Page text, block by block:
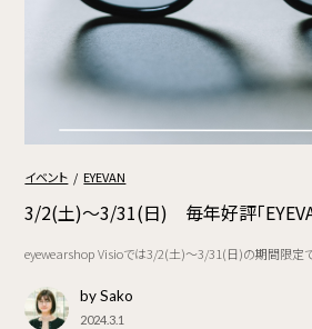
イベント EYEVAN
3/2(土)～3/31(日) 毎年好評「
eyewearshop Visioでは3/2(土)～3/31(日)の期間限定
by Sako
2024.3.1